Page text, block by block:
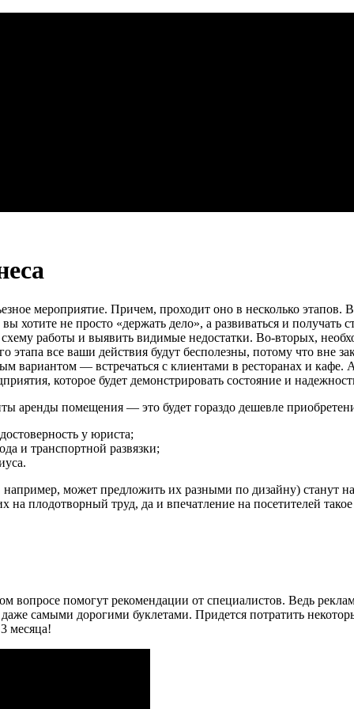
мероприятие. Причем, проходит оно в несколько
не просто «держать дело», а развиваться и получать
работы и выявить видимые недостатки. Во-вторых,
все ваши действия будут бесполезны, потому что вне
— встречаться с клиентами в ресторанах и кафе.
которое будет демонстрировать состояние и
аренды помещения — это будет гораздо дешевле
у юриста;
и транспортной развязки;
может предложить их разными по дизайну) станут
на плодотворный труд, да и впечатление на посетителей
вопросе помогут рекомендации от специалистов. Ведь
самыми дорогими буклетами. Придется потратить
месяца!